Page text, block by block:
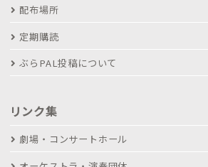
配布場所
定期購読
ぶらPAL投稿について
リンク集
劇場・コンサートホール